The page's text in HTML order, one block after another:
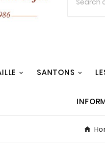
SANTONS